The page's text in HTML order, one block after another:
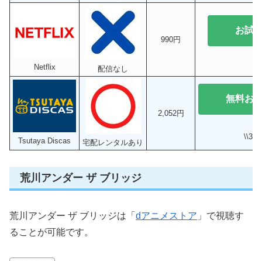
Netflix 配信なし
990円
お試
Tsutaya Discas 宅配レンタルあり
2,052円
無料お
\\30
荒川アンダー ザ ブリッジ
荒川アンダー ザ ブリッジは「 dアニメストア 」で視聴す
ることが可能です。